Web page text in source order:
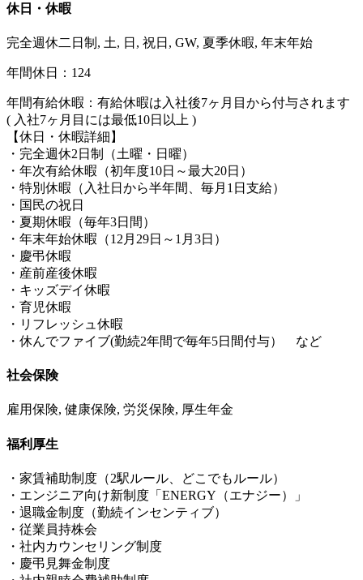
休日・休暇
完全週休二日制, 土, 日, 祝日, GW, 夏季休暇, 年末年始
年間休日：124
年間有給休暇：有給休暇は入社後7ヶ月目から付与されます
( 入社7ヶ月目には最低10日以上 )
【休日・休暇詳細】
・完全週休2日制（土曜・日曜）
・年次有給休暇（初年度10日～最大20日）
・特別休暇（入社日から半年間、毎月1日支給）
・国民の祝日
・夏期休暇（毎年3日間）
・年末年始休暇（12月29日～1月3日）
・慶弔休暇
・産前産後休暇
・キッズデイ休暇
・育児休暇
・リフレッシュ休暇
・休んでファイブ(勤続2年間で毎年5日間付与） など
社会保険
雇用保険, 健康保険, 労災保険, 厚生年金
福利厚生
・家賃補助制度（2駅ルール、どこでもルール）
・エンジニア向け新制度「ENERGY（エナジー）」
・退職金制度（勤続インセンティブ）
・従業員持株会
・社内カウンセリング制度
・慶弔見舞金制度